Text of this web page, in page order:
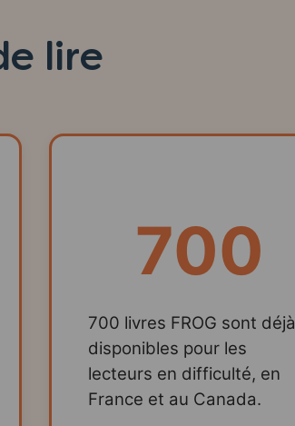
lire
700
700 livres FROG sont déjà
disponibles pour les
lecteurs en difficulté, en
France et au Canada.